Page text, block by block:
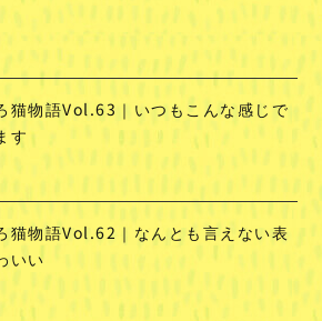
猫物語Vol.63｜いつもこんな感じで
す
猫物語Vol.62｜なんとも言えない表
いい